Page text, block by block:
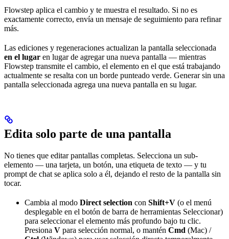
Flowstep aplica el cambio y te muestra el resultado. Si no es
exactamente correcto, envía un mensaje de seguimiento para refinar
más.
Las ediciones y regeneraciones actualizan la pantalla seleccionada
en el lugar en lugar de agregar una nueva pantalla — mientras
Flowstep transmite el cambio, el elemento en el que está trabajando
actualmente se resalta con un borde punteado verde. Generar sin una
pantalla seleccionada agrega una nueva pantalla en su lugar.
Edita solo parte de una pantalla
No tienes que editar pantallas completas. Selecciona un sub-
elemento — una tarjeta, un botón, una etiqueta de texto — y tu
prompt de chat se aplica solo a él, dejando el resto de la pantalla sin
tocar.
Cambia al modo Direct selection con Shift+V (o el menú
desplegable en el botón de barra de herramientas Seleccionar)
para seleccionar el elemento más profundo bajo tu clic.
Presiona V para selección normal, o mantén Cmd (Mac) /